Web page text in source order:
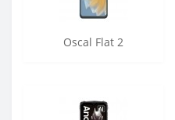
Oscal Flat 2